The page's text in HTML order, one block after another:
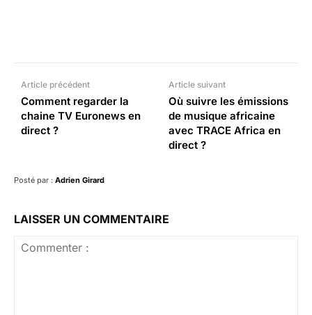
Article précédent
Comment regarder la
chaine TV Euronews en
direct ?
Article suivant
Où suivre les émissions
de musique africaine
avec TRACE Africa en
direct ?
Posté par : Adrien Girard
LAISSER UN COMMENTAIRE